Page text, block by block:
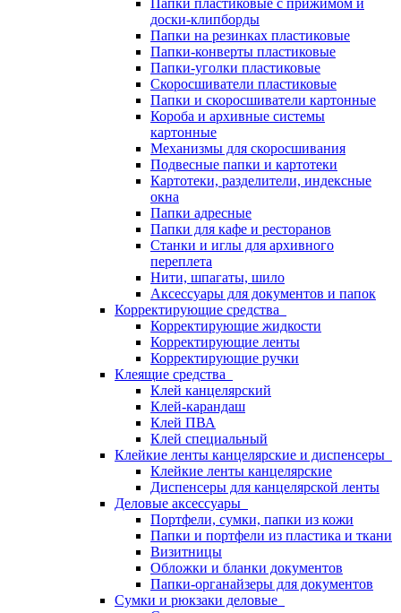
Папки пластиковые с прижимом и
доски-клипборды
Папки на резинках пластиковые
Папки-конверты пластиковые
Папки-уголки пластиковые
Скоросшиватели пластиковые
Папки и скоросшиватели картонные
Короба и архивные системы
картонные
Механизмы для скоросшивания
Подвесные папки и картотеки
Картотеки, разделители, индексные
окна
Папки адресные
Папки для кафе и ресторанов
Станки и иглы для архивного
переплета
Нити, шпагаты, шило
Аксессуары для документов и папок
Корректирующие средства
Корректирующие жидкости
Корректирующие ленты
Корректирующие ручки
Клеящие средства
Клей канцелярский
Клей-карандаш
Клей ПВА
Клей специальный
Клейкие ленты канцелярские и диспенсеры
Клейкие ленты канцелярские
Диспенсеры для канцелярской ленты
Деловые аксессуары
Портфели, сумки, папки из кожи
Папки и портфели из пластика и ткани
Визитницы
Обложки и бланки документов
Папки-органайзеры для документов
Сумки и рюкзаки деловые